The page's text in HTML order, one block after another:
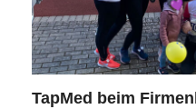
TapMed beim